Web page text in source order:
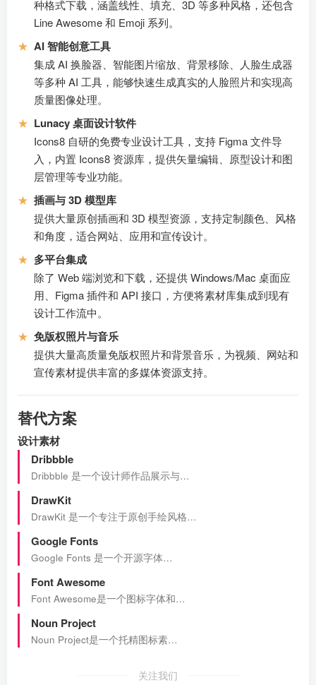
种格式下载，涵盖线性、填充、3D 等多种风格，还包含
Line Awesome 和 Emoji 系列。
★ AI 智能创意工具
集成 AI 换脸器、智能图片缩放、背景移除、人脸生成器
等多种 AI 工具，能够快速生成真实的人脸照片和实现高
质量图像处理。
★ Lunacy 桌面设计软件
Icons8 自研的免费专业设计工具，支持 Figma 文件导
入，内置 Icons8 资源库，提供矢量编辑、原型设计和图
层管理等专业功能。
★ 插画与 3D 模型库
提供大量原创插画和 3D 模型资源，支持定制颜色、风格
和角度，适合网站、应用和宣传设计。
★ 多平台集成
除了 Web 端浏览和下载，还提供 Windows/Mac 桌面应
用、Figma 插件和 API 接口，方便将素材库集成到现有
设计工作流中。
★ 免版权照片与音乐
提供大量高质量免版权照片和背景音乐，为视频、网站和
宣传素材提供丰富的多媒体资源支持。
替代方案
设计素材
Dribbble
Dribbble 是一个设计师作品展示与…
DrawKit
DrawKit 是一个专注于原创手绘风格…
Google Fonts
Google Fonts 是一个开源字体…
Font Awesome
Font Awesome是一个图标字体和…
Noun Project
Noun Project是一个托精图标素…
关注我们